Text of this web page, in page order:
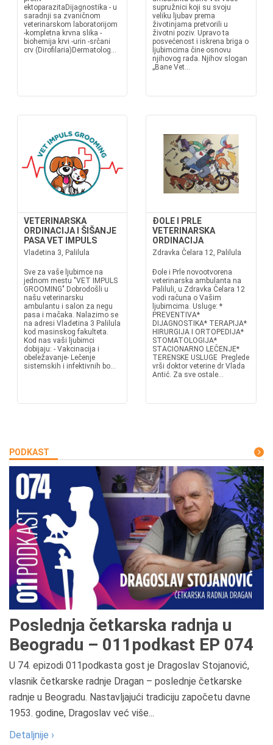
ektoparazitaDijagnostika - u
saradnji sa zvaničnom
veterinarskom laboratorijom
-kompletna krvna slika -
biohemija krvi -urin -srčani
crv (Dirofilaria)Dermatolog...
supružnici koji su svoju
veliku ljubav prema
životinjama pretvorili u
životni poziv. Upravo ta
posvećenost i iskrena briga o
ljubimcima čine osnovu
njihovog rada. Njihov slogan
„Bane Vet...
VETERINARSKA
ORDINACIJA I ŠIŠANJE
PASA VET IMPULS
Vladetina 3, Palilula
Sve za vaše ljubimce na
jednom mestu "VET IMPULS
GROOMING" Dobrodošli u
našu veterinarsku
ambulantu i salon za negu
pasa i mačaka. Nalazimo se
na adresi Vladetina 3 Palilula
kod masinskog fakulteta.
Kod nas vaši ljubimci
dobijaju: - Vakcinacija i
obeležavanje- Lečenje
sistemskih i infektivnih bo...
ĐOLE I PRLE
VETERINARSKA
ORDINACIJA
Zdravka Čelara 12, Palilula
Đole i Prle novootvorena
veterinarska ambulanta na
Paliluli, u Zdravka Čelara 12
vodi računa o Vašim
ljubimcima. Usluge: *
PREVENTIVA*
DIJAGNOSTIKA* TERAPIJA*
HIRURGIJA I ORTOPEDIJA*
STOMATOLOGIJA*
STACIONARNO LEČENJE*
TERENSKE USLUGE Preglede
vrši doktor veterine dr Vlada
Antić. Za sve ostale...
PODKAST
Poslednja četkarska radnja u
Beogradu – 011podkast EP 074
U 74. epizodi 011podkasta gost je Dragoslav Stojanović,
vlasnik četkarske radnje Dragan – poslednje četkarske
radnje u Beogradu. Nastavljajući tradiciju započetu davne
1953. godine, Dragoslav već više...
Detaljnije ›